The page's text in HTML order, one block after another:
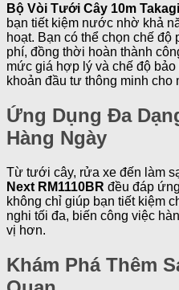
Bộ Vòi Tưới Cây 10m
bạn tiết kiệm nước nhờ khả
hoạt. Bạn có thể chọn chế
phí, đồng thời hoàn thành
mức giá hợp lý và chế độ
khoản đầu tư thông minh cho
Ứng Dụng Đa
Hàng Ngày
Từ tưới cây, rửa xe đến làm
Next RM1110BR đều đáp
không chỉ giúp bạn tiết kiệm
nghi tối đa, biến công việc
vị hơn.
Khám Phá Thêm